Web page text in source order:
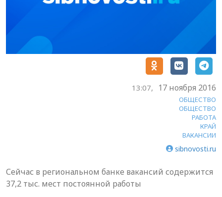
13:07, 17 ноября 2016
ОБЩЕСТВО
ОБЩЕСТВО
РАБОТА
КРАЙ
ВАКАНСИИ
sibnovosti.ru
Сейчас в региональном банке вакансий содержится
37,2 тыс. мест постоянной работы